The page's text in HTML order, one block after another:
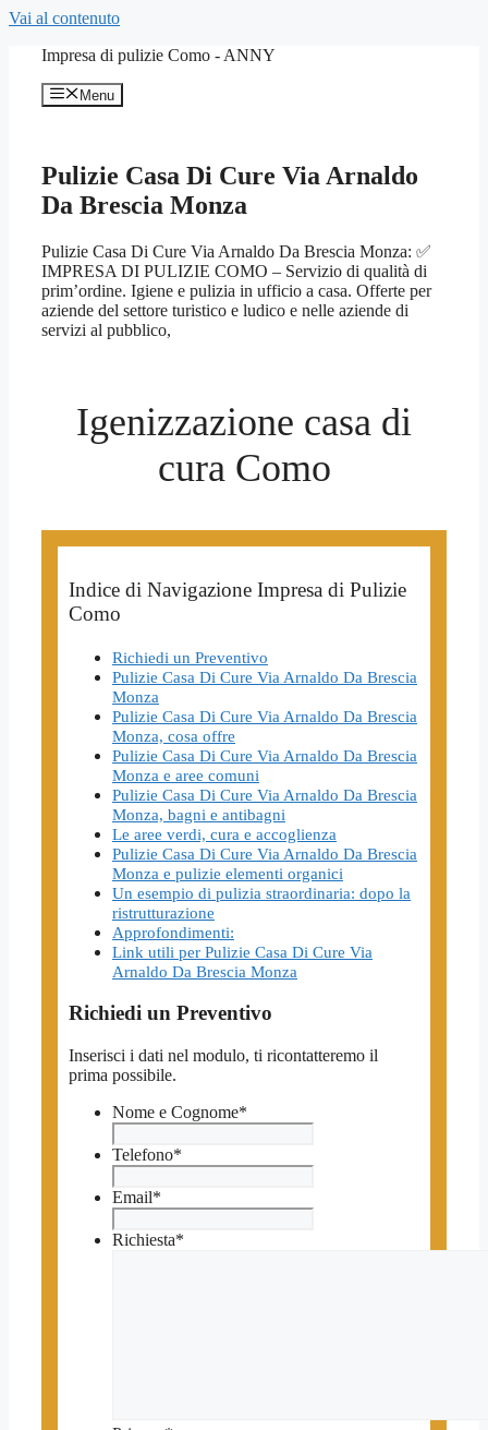
Vai al contenuto
Impresa di pulizie Como - ANNY
Menu
Pulizie Casa Di Cure Via Arnaldo
Da Brescia Monza
Pulizie Casa Di Cure Via Arnaldo Da Brescia Monza: ✅
IMPRESA DI PULIZIE COMO – Servizio di qualità di
prim’ordine. Igiene e pulizia in ufficio a casa. Offerte per
aziende del settore turistico e ludico e nelle aziende di
servizi al pubblico,
Igenizzazione casa di
cura Como
Indice di Navigazione Impresa di Pulizie
Como
Richiedi un Preventivo
Pulizie Casa Di Cure Via Arnaldo Da Brescia
Monza
Pulizie Casa Di Cure Via Arnaldo Da Brescia
Monza, cosa offre
Pulizie Casa Di Cure Via Arnaldo Da Brescia
Monza e aree comuni
Pulizie Casa Di Cure Via Arnaldo Da Brescia
Monza, bagni e antibagni
Le aree verdi, cura e accoglienza
Pulizie Casa Di Cure Via Arnaldo Da Brescia
Monza e pulizie elementi organici
Un esempio di pulizia straordinaria: dopo la
ristrutturazione
Approfondimenti:
Link utili per Pulizie Casa Di Cure Via
Arnaldo Da Brescia Monza
Richiedi un Preventivo
Inserisci i dati nel modulo, ti ricontatteremo il
prima possibile.
Nome e Cognome*
Telefono*
Email*
Richiesta*